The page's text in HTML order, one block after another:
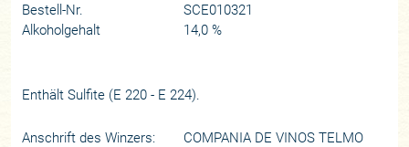
Bestell-Nr.
SCE010321
Alkoholgehalt
14,0 %
Enthält Sulfite (E 220 - E 224).
Anschrift des Winzers:
COMPANIA DE VINOS TELMO